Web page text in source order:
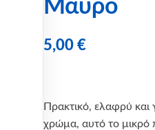
Μαύρο
5,00€
Πρακτικό, ελαφρύ και
χρώμα, αυτό το μικρό